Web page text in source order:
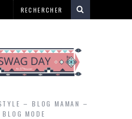
– BLOG MAMAN –
BLOG MODE